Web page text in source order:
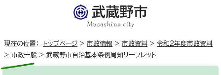
現在の位置： トップページ > 市政情報 > 市政資料 > 令和2年度市政資料
> 市政一般 > 武蔵野市自治基本条例周知リーフレット